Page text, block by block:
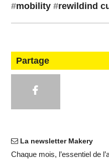
#mobility #rewildind
Partage
La newsletter Makery
Chaque mois, l’es­sen­tiel de